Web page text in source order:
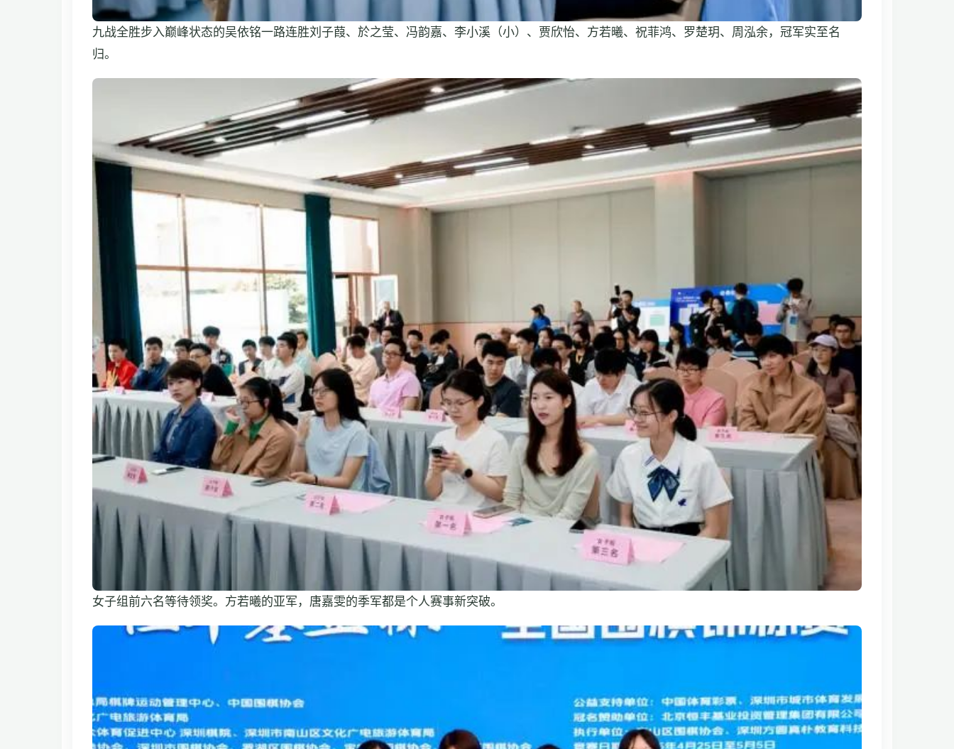
九战全胜步入巅峰状态的吴依铭一路连胜刘子葭、於之莹、冯韵嘉、李小溪（小）、贾欣怡、方若曦、祝菲鸿、罗楚玥、周泓余，冠军实至名
归。
女子组前六名等待领奖。方若曦的亚军，唐嘉雯的季军都是个人赛事新突破。